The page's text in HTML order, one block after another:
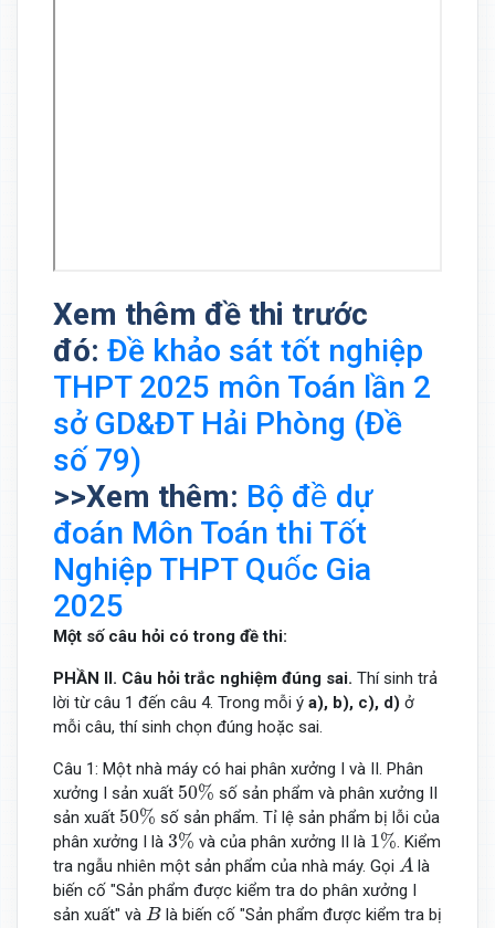
Xem thêm đề thi trước
đó: Đề khảo sát tốt nghiệp
THPT 2025 môn Toán lần 2
sở GD&ĐT Hải Phòng (Đề
số 79)
>>Xem thêm: Bộ đề dự
đoán Môn Toán thi Tốt
Nghiệp THPT Quốc Gia
2025
Một số câu hỏi có trong đề thi:
PHẦN II. Câu hỏi trắc nghiệm đúng sai. Thí sinh trả
lời từ câu 1 đến câu 4. Trong mỗi ý a), b), c), d) ở
mỗi câu, thí sinh chọn đúng hoặc sai.
Câu 1: Một nhà máy có hai phân xưởng I và II. Phân
xưởng I sản xuất 50%
50% số sản phẩm và phân xưởng II
sản xuất 50%
50% số sản phẩm. Tỉ lệ sản phẩm bị lỗi của
phân xưởng I là 3%
3% và của phân xưởng II là 1%
1%. Kiểm
tra ngẫu nhiên một sản phẩm của nhà máy. Gọi A
A là
biến cố "Sản phẩm được kiểm tra do phân xưởng I
sản xuất" và B
B là biến cố "Sản phẩm được kiểm tra bị